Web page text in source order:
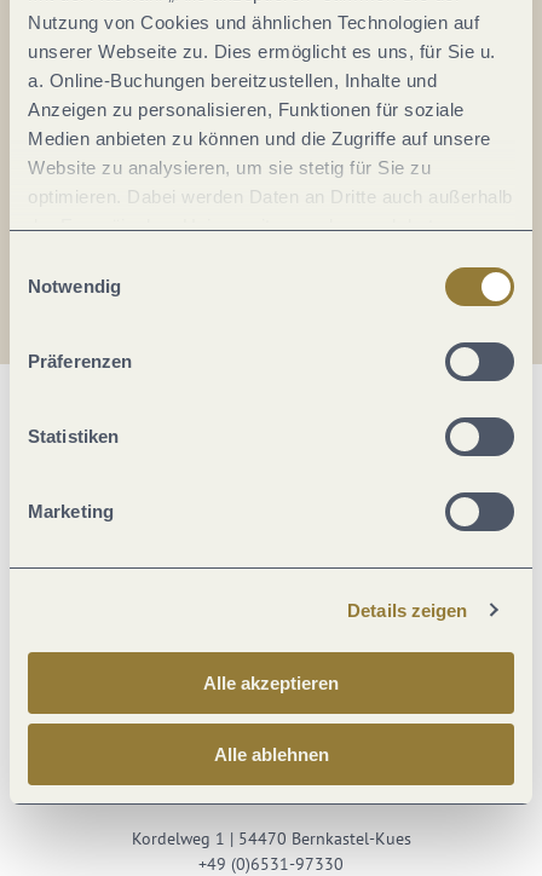
Nutzung von Cookies und ähnlichen Technologien auf
unserer Webseite zu. Dies ermöglicht es uns, für Sie u.
a. Online-Buchungen bereitzustellen, Inhalte und
Anzeigen zu personalisieren, Funktionen für soziale
Medien anbieten zu können und die Zugriffe auf unsere
Website zu analysieren, um sie stetig für Sie zu
optimieren. Dabei werden Daten an Dritte auch außerhalb
der Europäischen Union weitergegeben und dort
jederzeit widerrufen werden. Mit der Auswahl "Alle
ablehnen" kann es zu Beeinträchtigungen in der Nutzung
Notwendig
Präferenzen
Statistiken
Marketing
Details zeigen
Alle akzeptieren
Alle ablehnen
Ihre
E-
Mail-
Adresse:
*
Ich erkläre mich mit der
Datenschutzerklärung
Besuche uns auf
Youtube
Kordelweg 1 | 54470 Bernkastel-Kues
+49 (0)6531-97330